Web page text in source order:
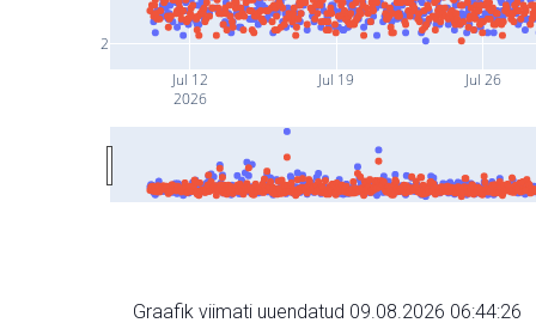
Jul 12
2026
Jul 19 Jul 26
2
Graafik viimati uuendatud 09.08.2026 06:44:26